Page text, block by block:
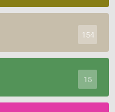
154
15